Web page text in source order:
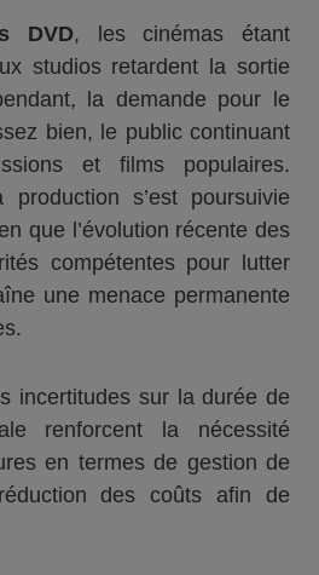
DVD, les cinémas étant
studios retardent la sortie
la demande pour le
bien, le public continuant
et films populaires.
production s’est poursuivie
que l’évolution récente des
compétentes pour lutter
une menace permanente
incertitudes sur la durée de
renforcent la nécessité
en termes de gestion de
des coûts afin de